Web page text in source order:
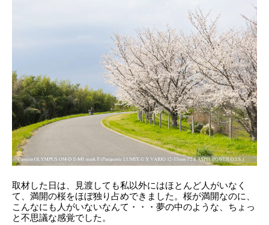
取材した日は、見渡しても私以外にはほとんど人がいなく
て、満開の桜をほぼ独り占めできました。桜が満開なのに、
こんなにも人がいないなんて・・・夢の中のような、ちょっ
と不思議な感覚でした。